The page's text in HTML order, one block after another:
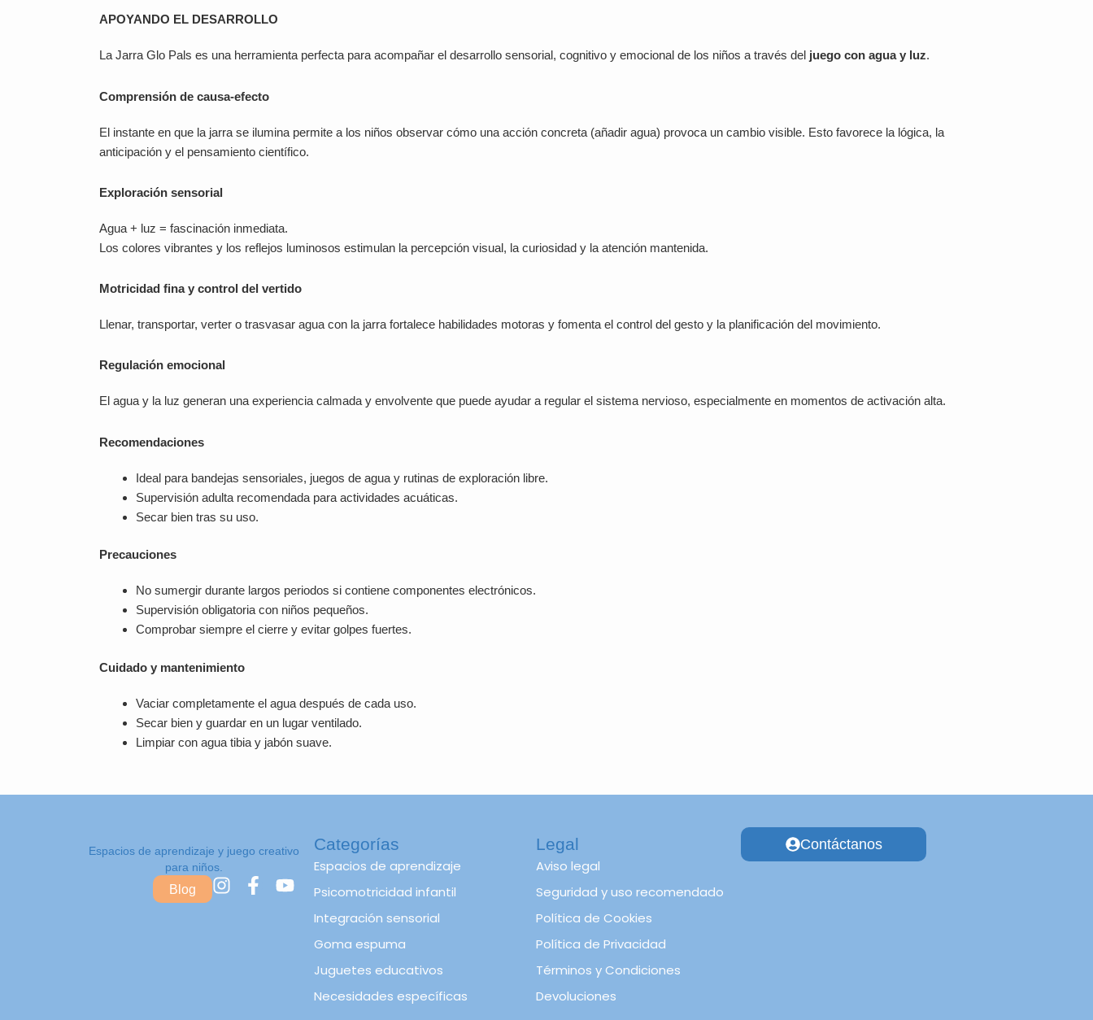
APOYANDO EL DESARROLLO
La Jarra Glo Pals es una herramienta perfecta para acompañar el desarrollo sensorial, cognitivo y emocional de los niños a través del juego con agua y luz.
Comprensión de causa-efecto
El instante en que la jarra se ilumina permite a los niños observar cómo una acción concreta (añadir agua) provoca un cambio visible. Esto favorece la lógica, la
anticipación y el pensamiento científico.
Exploración sensorial
Agua + luz = fascinación inmediata.
Los colores vibrantes y los reflejos luminosos estimulan la percepción visual, la curiosidad y la atención mantenida.
Motricidad fina y control del vertido
Llenar, transportar, verter o trasvasar agua con la jarra fortalece habilidades motoras y fomenta el control del gesto y la planificación del movimiento.
Regulación emocional
El agua y la luz generan una experiencia calmada y envolvente que puede ayudar a regular el sistema nervioso, especialmente en momentos de activación alta.
Recomendaciones
Ideal para bandejas sensoriales, juegos de agua y rutinas de exploración libre.
Supervisión adulta recomendada para actividades acuáticas.
Secar bien tras su uso.
Precauciones
No sumergir durante largos periodos si contiene componentes electrónicos.
Supervisión obligatoria con niños pequeños.
Comprobar siempre el cierre y evitar golpes fuertes.
Cuidado y mantenimiento
Vaciar completamente el agua después de cada uso.
Secar bien y guardar en un lugar ventilado.
Limpiar con agua tibia y jabón suave.
Espacios de aprendizaje y juego creativo
para niños.
I
n
F
a
Y
Blog
Categorías
Espacios de aprendizaje
Psicomotricidad infantil
Integración sensorial
Goma espuma
Juguetes educativos
Necesidades específicas
Legal
Aviso legal
Seguridad y uso recomendado
Política de Cookies
Política de Privacidad
Términos y Condiciones
Devoluciones
Contáctanos